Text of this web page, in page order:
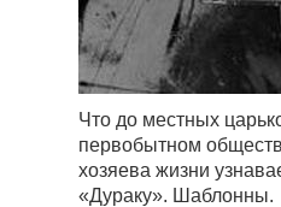
Что до местных
первобытном
хозяева жизни
«Дураку». Шаблонны.